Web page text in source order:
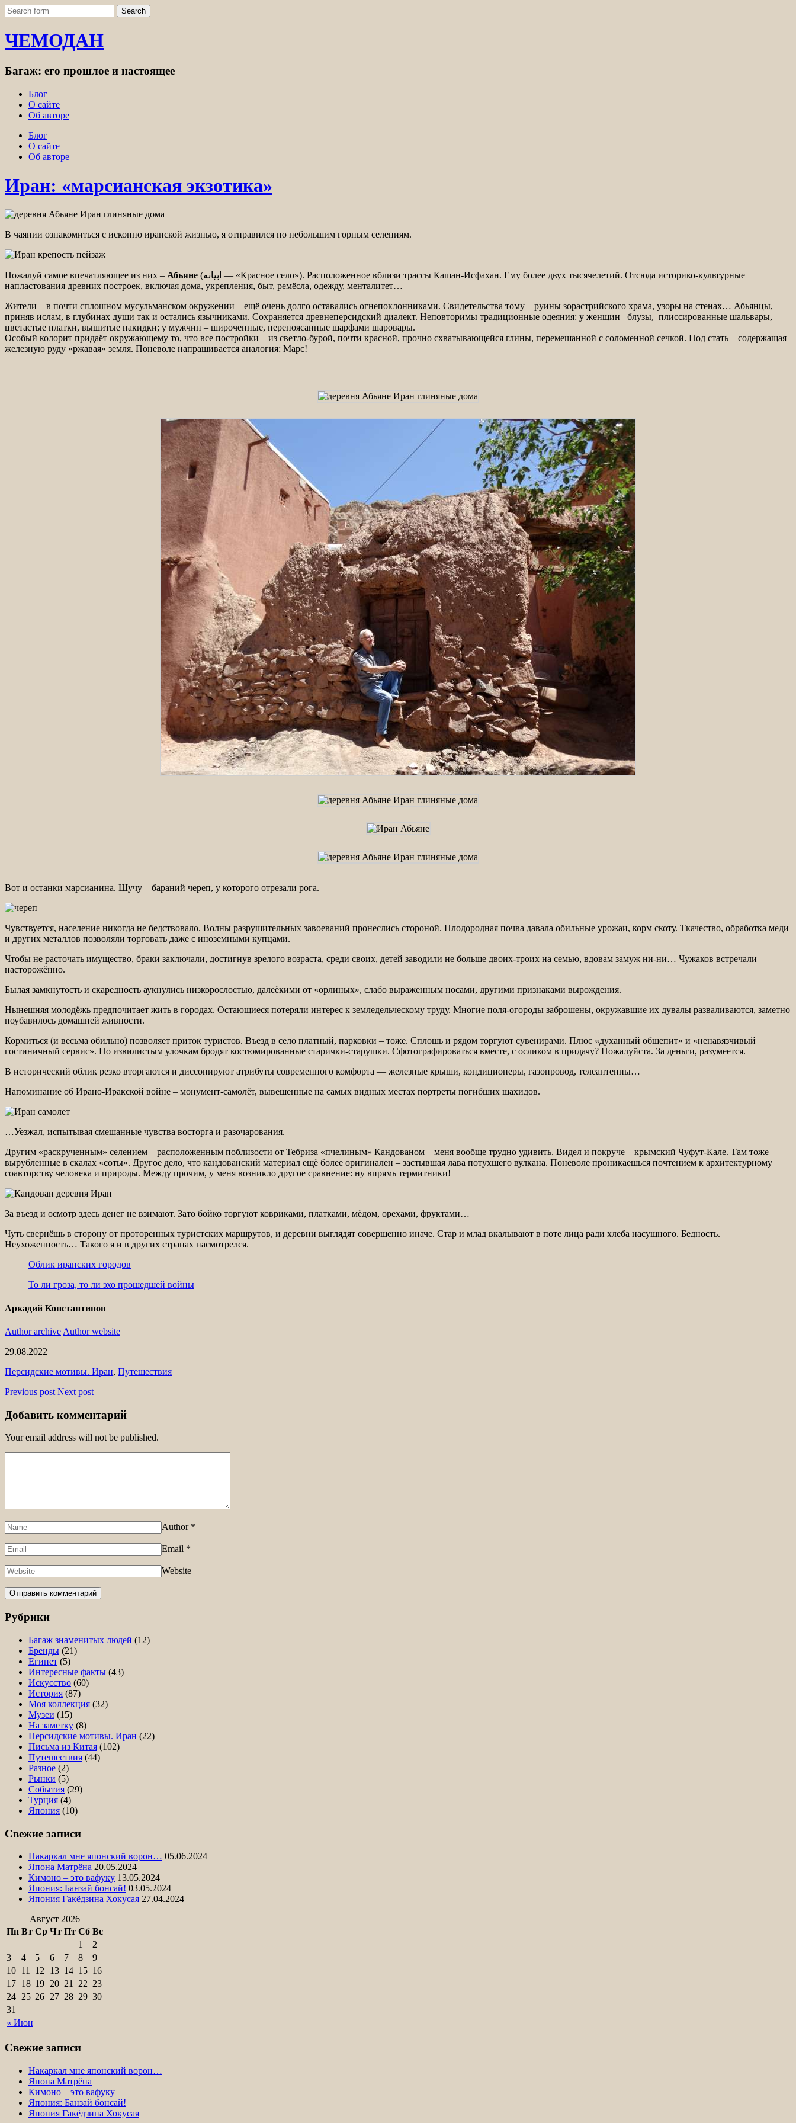
ЧЕМОДАН
Багаж: его прошлое и настоящее
Блог
О сайте
Об авторе
Блог
О сайте
Об авторе
Иран: «марсианская экзотика»
В чаянии ознакомиться с исконно иранской жизнью, я отправился по небольшим горным селениям.
Пожалуй самое впечатляющее из них – Абьяне (ابیانه‎ — «Красное село»). Расположенное вблизи трассы Кашан-Исфахан. Ему более двух тысячелетий. Отсюда историко-культурные
напластования древних построек, включая дома, укрепления, быт, ремёсла, одежду, менталитет…
Жители – в почти сплошном мусульманском окружении – ещё очень долго оставались огнепоклонниками. Свидетельства тому – руины зорастрийского храма, узоры на стенах… Абьянцы,
приняв ислам, в глубинах души так и остались язычниками. Сохраняется древнеперсидский диалект. Неповторимы традиционные одеяния: у женщин –блузы, плиссированные шальвары,
цветастые платки, вышитые накидки; у мужчин – широченные, перепоясанные шарфами шаровары.
Особый колорит придаёт окружающему то, что все постройки – из светло-бурой, почти красной, прочно схватывающейся глины, перемешанной с соломенной сечкой. Под стать – содержащая
железную руду «ржавая» земля. Поневоле напрашивается аналогия: Марс!
Вот и останки марсианина. Шучу – бараний череп, у которого отрезали рога.
Чувствуется, население никогда не бедствовало. Волны разрушительных завоеваний пронеслись стороной. Плодородная почва давала обильные урожаи, корм скоту. Ткачество, обработка меди
и других металлов позволяли торговать даже с иноземными купцами.
Чтобы не расточать имущество, браки заключали, достигнув зрелого возраста, среди своих, детей заводили не больше двоих-троих на семью, вдовам замуж ни-ни… Чужаков встречали
насторожённо.
Былая замкнутость и скаредность аукнулись низкорослостью, далеёкими от «орлиных», слабо выраженным носами, другими признаками вырождения.
Нынешняя молодёжь предпочитает жить в городах. Остающиеся потеряли интерес к земледельческому труду. Многие поля-огороды заброшены, окружавшие их дувалы разваливаются, заметно
поубавилось домашней живности.
Кормиться (и весьма обильно) позволяет приток туристов. Въезд в село платный, парковки – тоже. Сплошь и рядом торгуют сувенирами. Плюс «духанный общепит» и «ненавязчивый
гостиничный сервис». По извилистым улочкам бродят костюмированные старички-старушки. Сфотографироваться вместе, с осликом в придачу? Пожалуйста. За деньги, разумеется.
В исторический облик резко вторгаются и диссонируют атрибуты современного комфорта — железные крыши, кондиционеры, газопровод, телеантенны…
Напоминание об Ирано-Иракской войне – монумент-самолёт, вывешенные на самых видных местах портреты погибших шахидов.
…Уезжал, испытывая смешанные чувства восторга и разочарования.
Другим «раскрученным» селением – расположенным поблизости от Тебриза «пчелиным» Кандованом – меня вообще трудно удивить. Видел и покруче – крымский Чуфут-Кале. Там тоже
вырубленные в скалах «соты». Другое дело, что кандованский материал ещё более оригинален – застывшая лава потухшего вулкана. Поневоле проникаешься почтением к архитектурному
соавторству человека и природы. Между прочим, у меня возникло другое сравнение: ну впрямь термитники!
За въезд и осмотр здесь денег не взимают. Зато бойко торгуют ковриками, платками, мёдом, орехами, фруктами…
Чуть свернёшь в сторону от проторенных туристских маршрутов, и деревни выглядят совершенно иначе. Стар и млад вкалывают в поте лица ради хлеба насущного. Бедность.
Неухоженность… Такого я и в других странах насмотрелся.
Облик иранских городов
То ли гроза, то ли эхо прошедшей войны
Аркадий Константинов
Author archive Author website
29.08.2022
Персидские мотивы. Иран, Путешествия
Previous post Next post
Добавить комментарий
Your email address will not be published.
Author *
Email *
Website
Рубрики
Багаж знаменитых людей (12)
Бренды (21)
Египет (5)
Интересные факты (43)
Искусство (60)
История (87)
Моя коллекция (32)
Музеи (15)
На заметку (8)
Персидские мотивы. Иран (22)
Письма из Китая (102)
Путешествия (44)
Разное (2)
Рынки (5)
События (29)
Турция (4)
Япония (10)
Свежие записи
Накаркал мне японский ворон… 05.06.2024
Япона Матрёна 20.05.2024
Кимоно – это вафуку 13.05.2024
Япония: Банзай бонсай! 03.05.2024
Япония Гакёдзина Хокусая 27.04.2024
Август 2026
Пн Вт Ср Чт Пт Сб Вс
« Июн
1
2
3
4 5 6 7 8
9
10 11 12 13 14 15 16
17 18 19 20 21 22 23
24 25 26 27 28 29 30
31
Свежие записи
Накаркал мне японский ворон…
Япона Матрёна
Кимоно – это вафуку
Япония: Банзай бонсай!
Япония Гакёдзина Хокусая